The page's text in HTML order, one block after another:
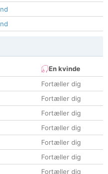
En kvinde
Fortæller dig
Fortæller dig
Fortæller dig
Fortæller dig
Fortæller dig
Fortæller dig
Fortæller dig